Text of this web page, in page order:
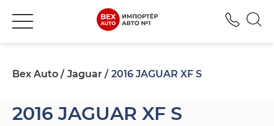
Bex Auto Jaguar 2016 JAGUAR XF S
2016 JAGUAR XF S